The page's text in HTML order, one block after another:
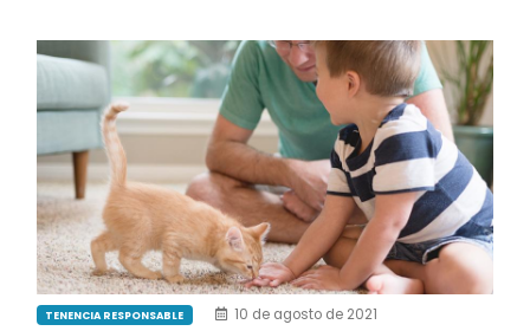
TENENCIA RESPONSABLE 10 de agosto de 2021